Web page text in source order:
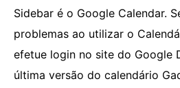
Sidebar é o Google Calendar.
problemas ao utilizar o
efetue login no site do Google
última versão do calendário